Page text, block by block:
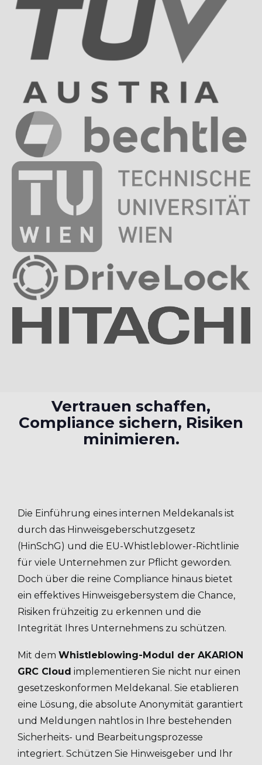
Vertrauen schaffen,
Compliance sichern, Risiken
minimieren.
Die Einführung eines internen Meldekanals ist
durch das Hinweisgeberschutzgesetz
(HinSchG) und die EU-Whistleblower-Richtlinie
für viele Unternehmen zur Pflicht geworden.
Doch über die reine Compliance hinaus bietet
ein effektives Hinweisgebersystem die Chance,
Risiken frühzeitig zu erkennen und die
Integrität Ihres Unternehmens zu schützen.
Mit dem Whistleblowing-Modul der AKARION
GRC Cloud implementieren Sie nicht nur einen
gesetzeskonformen Meldekanal. Sie etablieren
eine Lösung, die absolute Anonymität garantiert
und Meldungen nahtlos in Ihre bestehenden
Sicherheits- und Bearbeitungsprozesse
integriert. Schützen Sie Hinweisgeber und Ihr